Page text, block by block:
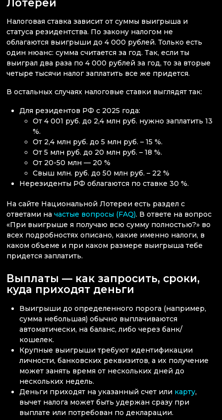
Лотереи
Налоговая ставка зависит от суммы выигрыша и
статуса резидентства. По закону налогом не
облагаются выигрыши до 4 000 рублей. Только есть
один нюанс: сумма считается за год. Так, если ты
выиграл два раза по 4 000 рублей за год, то за вторые
четыре тысячи налог заплатить все же придется.
В остальных случаях налоговые ставки выглядят так:
Для резидентов РФ с 2025 года:
От 4 001 руб. до 2,4 млн руб. нужно заплатить 13
%.
От 2,4 млн руб. до 5 млн руб. – 15 %.
От 5 млн руб. до 20 млн руб. – 18 %.
От 20-50 млн — 20 %
Свыш млн. руб. до 50 млн руб. – 22 %
Нерезиденты РФ облагаются по ставке 30 %.
На сайте Национальной Лотереи есть раздел с
ответами на частые вопросы (FAQ). В ответе на вопрос
«При выигрыше я получаю всю сумму полностью?» во
всех подробностях описано, какие именно налоги, в
каком объеме и при каком размере выигрыша тебе
придется заплатить.
Выплаты — как запросить, сроки,
куда приходят деньги
Выигрыши до определенного порога (например,
сумма небольшая) обычно выплачиваются
автоматически, на баланс, либо через банк/
кошелек.
Крупные выигрыши требуют идентификации
личности, банковских реквизитов, а их получение
может занять время от нескольких дней до
нескольких недель.
Деньги приходят на указанный счет или карту,
вычет налога может быть удержан сразу при
выплате или потребован по декларации.